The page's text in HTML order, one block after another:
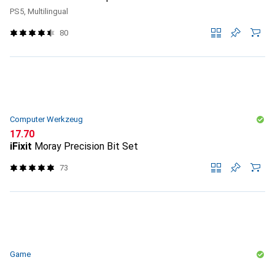
PS5, Multilingual
80
Computer Werkzeug
CHF
17.70
iFixit Moray Precision Bit Set
73
Game